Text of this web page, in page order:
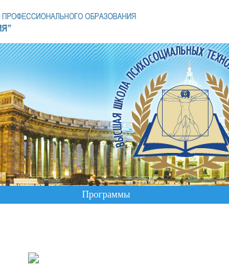
Программы